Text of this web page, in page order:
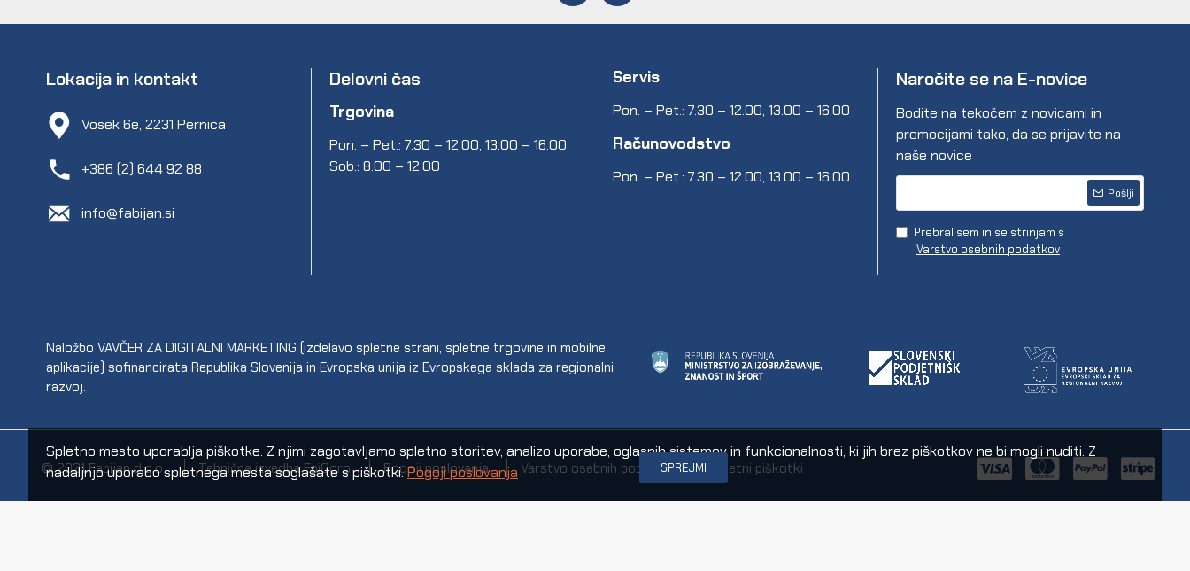
Lokacija in kontakt
Vosek 6e, 2231 Pernica
+386 (2) 644 92 88
info@fabijan.si
Delovni čas
Trgovina
Pon. – Pet.: 7.30 – 12.00, 13.00 – 16.00
Sob.: 8.00 – 12.00
Servis
Pon. – Pet.: 7.30 – 12.00, 13.00 – 16.00
Računovodstvo
Pon. – Pet.: 7.30 – 12.00, 13.00 – 16.00
Naročite se na E-novice
Bodite na tekočem z novicami in
promocijami tako, da se prijavite na
naše novice
Pošlji
Prebral sem in se strinjam s
Varstvo osebnih podatkov
Naložbo VAVČER ZA DIGITALNI MARKETING (izdelavo spletne strani, spletne trgovine in mobilne
aplikacije) sofinancirata Republika Slovenija in Evropska unija iz Evropskega sklada za regionalni
razvoj.
© 2021 Fabijan d.o.o. Tehnična izvedba EpiCoro Pogoji poslovanja Varstvo osebnih podatkov Spletni piškotki
SPREJMI
Spletno mesto uporablja piškotke. Z njimi zagotavljamo spletno storitev, analizo uporabe, oglasnih sistemov in funkcionalnosti, ki jih brez piškotkov ne bi mogli nuditi. Z
nadaljnjo uporabo spletnega mesta soglašate s piškotki.Pogoji poslovanja